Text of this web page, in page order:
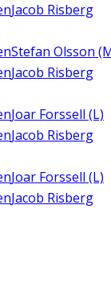
Jacob Risberg
Stefan Olsson
Jacob Risberg
Joar Forssell (L)
Jacob Risberg
Joar Forssell (L)
Jacob Risberg